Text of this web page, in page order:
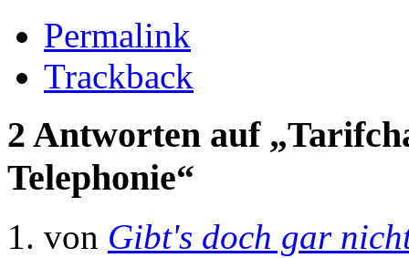
Permalink
Trackback
2 Antworten auf
Telephonie“
von Gibt's doch gar